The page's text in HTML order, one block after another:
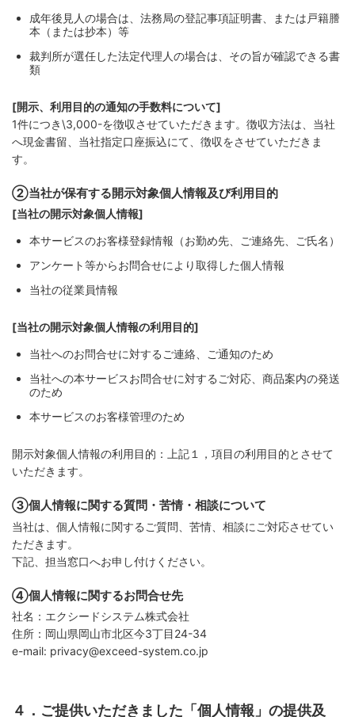
成年後見人の場合は、法務局の登記事項証明書、または戸籍謄
本（または抄本）等
裁判所が選任した法定代理人の場合は、その旨が確認できる書
類
[開示、利用目的の通知の手数料について]
1件につき\3,000-を徴収させていただきます。徴収方法は、当社
へ現金書留、当社指定口座振込にて、徴収をさせていただきま
す。
②当社が保有する開示対象個人情報及び利用目的
[当社の開示対象個人情報]
本サービスのお客様登録情報（お勤め先、ご連絡先、ご氏名）
アンケート等からお問合せにより取得した個人情報
当社の従業員情報
[当社の開示対象個人情報の利用目的]
当社へのお問合せに対するご連絡、ご通知のため
当社への本サービスお問合せに対するご対応、商品案内の発送
のため
本サービスのお客様管理のため
開示対象個人情報の利用目的：上記１，項目の利用目的とさせて
いただきます。
③個人情報に関する質問・苦情・相談について
当社は、個人情報に関するご質問、苦情、相談にご対応させてい
ただきます。
下記、担当窓口へお申し付けください。
④個人情報に関するお問合せ先
社名：エクシードシステム株式会社
住所：岡山県岡山市北区今3丁目24-34
e-mail: privacy@exceed-system.co.jp
４．ご提供いただきました「個人情報」の提供及